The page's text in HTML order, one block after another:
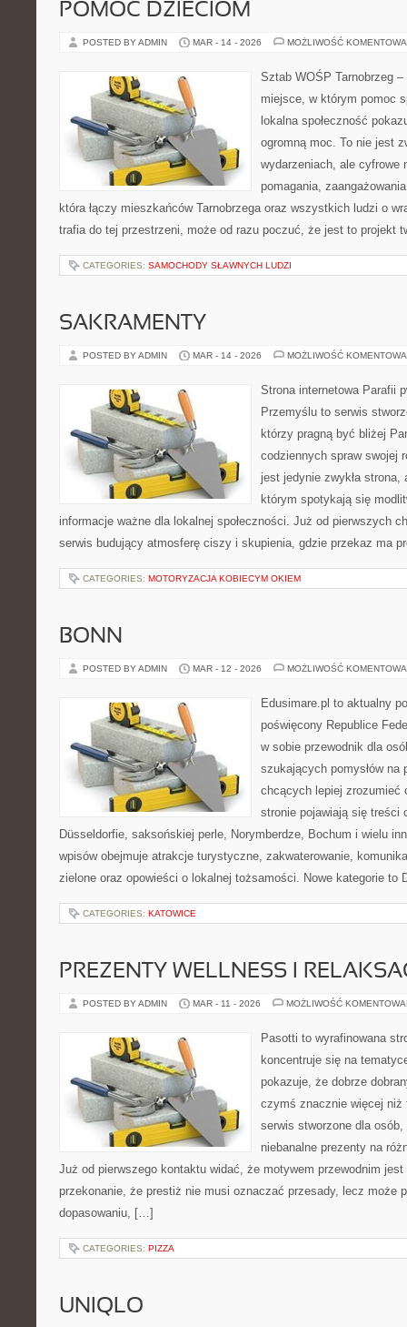
POMOC DZIECIOM
POSTED BY ADMIN MAR - 14 - 2026 MOŻLIWOŚĆ
Sztab WOŚP Tarnobrzeg
miejsce, w którym pomoc
lokalna społeczność
ogromną moc. To nie jest
wydarzeniach, ale cyfrowe
pomagania,
która łączy mieszkańców Tarnobrzega oraz wszystkich ludzi o
trafia do tej przestrzeni, może od razu poczuć, że jest to projekt
CATEGORIES: SAMOCHODY SŁAWNYCH LUDZI
SAKRAMENTY
POSTED BY ADMIN MAR - 14 - 2026 MOŻLIWOŚĆ
Strona internetowa Parafii
Przemyślu to serwis
którzy pragną być bliżej
codziennych spraw swojej
jest jedynie zwykła strona,
którym spotykają się
informacje ważne dla lokalnej społeczności. Już od pierwszych
serwis budujący atmosferę ciszy i skupienia, gdzie przekaz ma
CATEGORIES: MOTORYZACJA KOBIECYM OKIEM
BONN
POSTED BY ADMIN MAR - 12 - 2026 MOŻLIWOŚĆ
Edusimare.pl to aktualny
poświęcony Republice
w sobie przewodnik dla
szukających pomysłów na
chcących lepiej zrozumieć
stronie pojawiają się treści
Düsseldorfie, saksońskiej perle, Norymberdze, Bochum i wielu
wpisów obejmuje atrakcje turystyczne, zakwaterowanie,
zielone oraz opowieści o lokalnej tożsamości. Nowe kategorie to
CATEGORIES: KATOWICE
PREZENTY WELLNESS I
POSTED BY ADMIN MAR - 11 - 2026 MOŻLIWOŚĆ
Pasotti to wyrafinowana
koncentruje się na
pokazuje, że dobrze
czymś znacznie więcej niż
serwis stworzone dla
niebanalne prezenty na
Już od pierwszego kontaktu widać, że motywem przewodnim
przekonanie, że prestiż nie musi oznaczać przesady, lecz może
dopasowaniu, […]
CATEGORIES: PIZZA
UNIQLO